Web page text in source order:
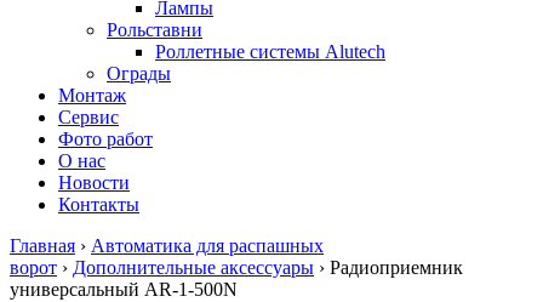
Лампы
Рольставни
Роллетные системы Alutech
Ограды
Монтаж
Сервис
Фото работ
О нас
Новости
Контакты
Главная › Автоматика для распашных
ворот › Дополнительные аксессуары › Радиоприемник
универсальный AR-1-500N